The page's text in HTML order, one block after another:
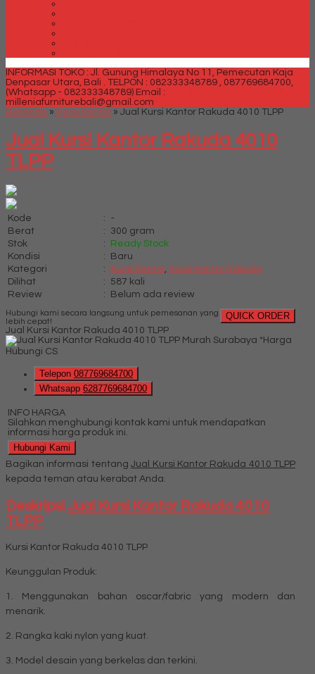
INFORMASI TOKO : Jl. Gunung Himalaya No 11, Pemecutan Kaja
Denpasar Utara, Bali . TELPON : 082333348789 , 087769684700,
(Whatsapp - 082333348789) Email :
milleniafurniturebali@gmail.com
Beranda » Kursi Kantor » Jual Kursi Kantor Rakuda 4010 TLPP
Jual Kursi Kantor Rakuda 4010
TLPP
Kode :
-
Berat
:
300 gram
Stok
:
Ready Stock
Kondisi
:
Baru
Kategori
: Kursi Kantor, Kursi Kantor Rakuda
Dilihat
:
587 kali
Review
: Belum ada review
QUICK ORDER
Hubungi kami secara langsung untuk pemesanan yang
lebih cepat!
Jual Kursi Kantor Rakuda 4010 TLPP
*Harga
Hubungi CS
Telepon 087769684700
Whatsapp 6287769684700
INFO HARGA
Silahkan menghubungi kontak kami untuk mendapatkan
informasi harga produk ini.
Hubungi Kami
Bagikan informasi tentangJual Kursi Kantor Rakuda 4010 TLPP
kepada teman atau kerabat Anda.
DeskripsiJual Kursi Kantor Rakuda 4010
TLPP
Kursi Kantor Rakuda 4010 TLPP
Keunggulan Produk:
1. Menggunakan bahan oscar/fabric yang modern dan
menarik.
2. Rangka kaki nylon yang kuat.
3. Model desain yang berkelas dan terkini.